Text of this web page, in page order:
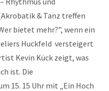
& Tanz treffen
bietet mehr?”, wenn ein
Huckfeld versteigert
Kevin Kück zeigt, was
ist. Die
15. 15 Uhr mit „Ein Hoch